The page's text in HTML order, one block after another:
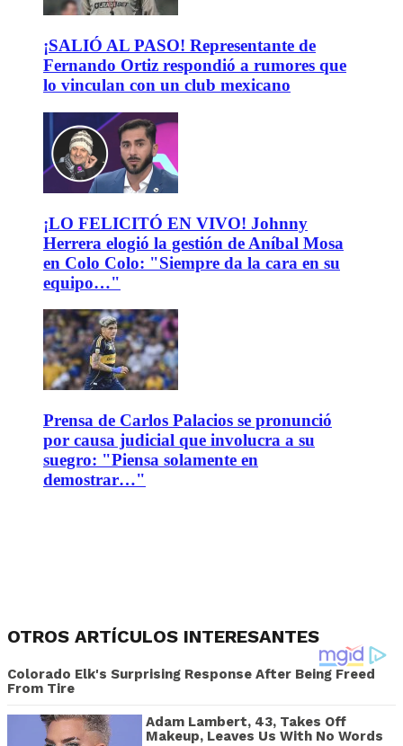
¡SALIÓ AL PASO! Representante de
Fernando Ortiz respondió a rumores que
lo vinculan con un club mexicano
¡LO FELICITÓ EN VIVO! Johnny
Herrera elogió la gestión de Aníbal Mosa
en Colo Colo: "Siempre da la cara en su
equipo…"
Prensa de Carlos Palacios se pronunció
por causa judicial que involucra a su
suegro: "Piensa solamente en
demostrar…"
OTROS ARTÍCULOS INTERESANTES
Colorado Elk's Surprising Response After Being Freed
From Tire
Adam Lambert, 43, Takes Off
Makeup, Leaves Us With No Words